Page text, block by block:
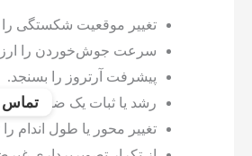
تغییر موقعیت شکستگی
سرعت جوش‌خوردن را
پیشرفت آرتروز را بسنجد.
رشد یا ثبات یک ضایعه را
تغییر محور یا طول اندام
تماس